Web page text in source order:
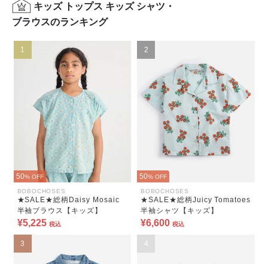
キッズ トップス キッズ シャツ・
ブラウスのランキング
1
50% OFF
BOBOCHOSES
★SALE★総柄Daisy Mosaic
半袖ブラウス【キッズ】
¥5,225 税込
2
50% OFF
BOBOCHOSES
★SALE★総柄Juicy Tomatoes
半袖シャツ【キッズ】
¥6,600 税込
3 4